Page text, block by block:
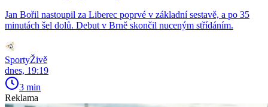
Jan Bořil nastoupil za Liberec poprvé v základní sestavě, a po 35
minutách šel dolů. Debut v Brně skončil nuceným střídáním.
SportyŽivě
dnes, 19:19
3 min
Reklama